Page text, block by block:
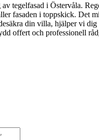
tegelfasad i Östervåla.
fasaden i toppskick. Det
din villa, hjälper vi
offert och professionell